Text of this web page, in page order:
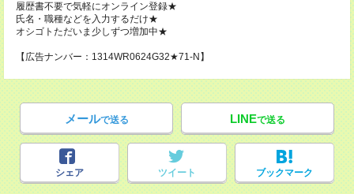
履歴書不要で気軽にオンライン登録★
氏名・職種などを入力するだけ★
オシゴトただいま少しずつ増加中★
【広告ナンバー：1314WR0624G32★71-N】
メールで送る LINEで送る
シェア ツイート ブックマーク